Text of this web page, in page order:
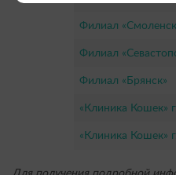
Филиал
Филиал
Филиал «Брянск»
«Клиника Кошек»
«Клиника Кошек»